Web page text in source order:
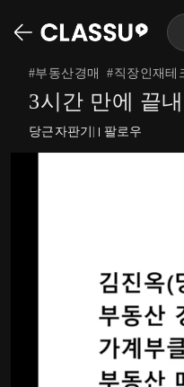
#부동산경매 #직장인재테
3시간 만에 끝
당근자판기 팔로우